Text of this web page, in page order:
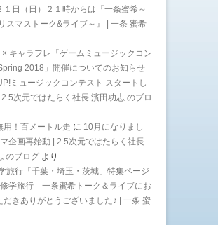
１日（日）２１時からは『一条蜜希～
スマストーク&ライブ～』 | 一条 蜜希
× キャラフレ「ゲームミュージックコン
2018」開催についてのお知らせ
ミュージックコンテスト スタートし
2.5次元ではたらく社長 濱田功志 のブロ
用！百メートル走 に 10月になりまし
企画再始動 | 2.5次元ではたらく社長
のブログ より
旅行「千葉・埼玉・茨城」特集ページ
学旅行 一条蜜希トーク＆ライブにお
だきありがとうございました♪ | 一条 蜜